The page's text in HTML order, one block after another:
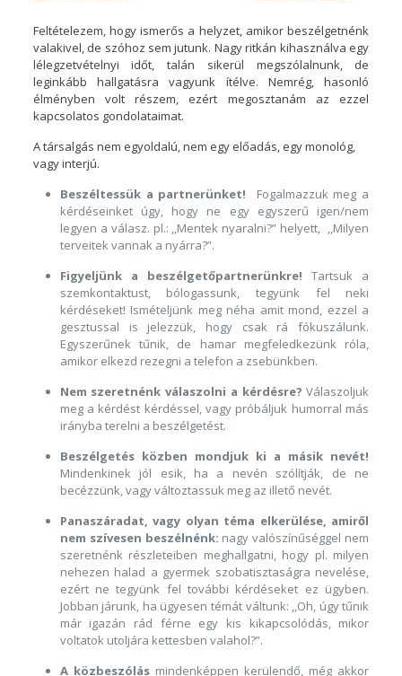
Feltételezem, hogy ismerős a helyzet, amikor beszélgetnénk
valakivel, de szóhoz sem jutunk. Nagy ritkán kihasználva egy
lélegzetvételnyi időt, talán sikerül megszólalnunk, de
leginkább hallgatásra vagyunk ítélve. Nemrég, hasonló
élményben volt részem, ezért megosztanám az ezzel
kapcsolatos gondolataimat.
A társalgás nem egyoldalú, nem egy előadás, egy monológ,
vagy interjú.
Beszéltessük a partnerünket!
Fogalmazzuk meg a
kérdéseinket úgy, hogy ne egy egyszerű igen/nem
legyen a válasz. pl.: ,,Mentek nyaralni?” helyett, ,,Milyen
terveitek vannak a nyárra?”.
Figyeljünk a beszélgetőpartnerünkre! Tartsuk a
szemkontaktust, bólogassunk, tegyünk fel neki
kérdéseket! Ismételjünk meg néha amit mond, ezzel a
gesztussal is jelezzük, hogy csak rá fókuszálunk.
Egyszerűnek tűnik, de hamar megfeledkezünk róla,
amikor elkezd rezegni a telefon a zsebünkben.
Nem szeretnénk válaszolni a kérdésre?Válaszoljuk
meg a kérdést kérdéssel, vagy próbáljuk humorral más
irányba terelni a beszélgetést.
Beszélgetés közben mondjuk ki a másik nevét!
Mindenkinek jól esik, ha a nevén szólítják, de ne
becézzünk, vagy változtassuk meg az illető nevét.
Panaszáradat, vagy olyan téma elkerülése, amiről
nem szívesen beszélnénk: nagy valószínűséggel nem
szeretnénk részleteiben meghallgatni, hogy pl. milyen
nehezen halad a gyermek szobatisztaságra nevelése,
ezért ne tegyünk fel további kérdéseket ez ügyben.
Jobban járunk, ha ügyesen témát váltunk: ,,Oh, úgy tűnik
már igazán rád férne egy kis kikapcsolódás, mikor
voltatok utoljára kettesben valahol?”.
A közbeszólásmindenképpen kerülendő, még akkor